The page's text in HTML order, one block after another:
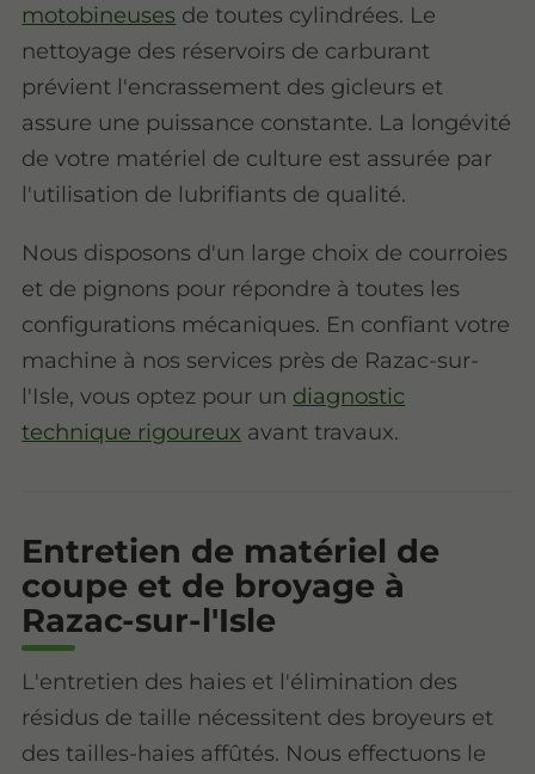
motobineuses de toutes cylindrées. Le
nettoyage des réservoirs de carburant
prévient l'encrassement des gicleurs et
assure une puissance constante. La longévité
de votre matériel de culture est assurée par
l'utilisation de lubrifiants de qualité.
Nous disposons d'un large choix de courroies
et de pignons pour répondre à toutes les
configurations mécaniques. En confiant votre
machine à nos services près de Razac-sur-
l'Isle, vous optez pour un diagnostic
technique rigoureux avant travaux.
Entretien de matériel de
coupe et de broyage à
Razac-sur-l'Isle
L'entretien des haies et l'élimination des
résidus de taille nécessitent des broyeurs et
des tailles-haies affûtés. Nous effectuons le